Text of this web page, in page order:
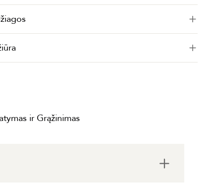
ir Grąžinimas